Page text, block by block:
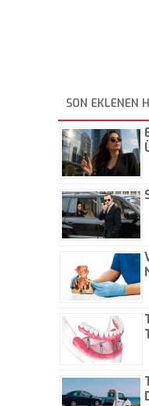
SON EKLENEN